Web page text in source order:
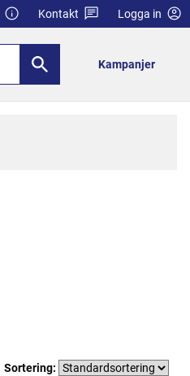
Kontakt Logga in
Kampanjer
Sortering: